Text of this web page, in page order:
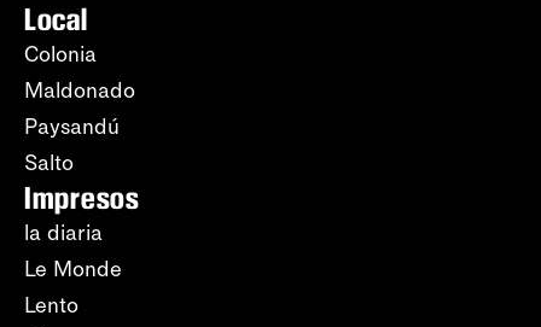
Local
Colonia
Maldonado
Paysandú
Salto
Impresos
la diaria
Le Monde
Lento